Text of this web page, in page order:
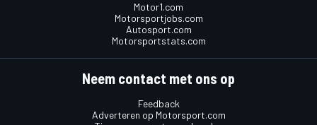
Motor1.com
Motorsportjobs.com
Autosport.com
Motorsportstats.com
Neem contact met ons op
Feedback
Adverteren op Motorsport.com